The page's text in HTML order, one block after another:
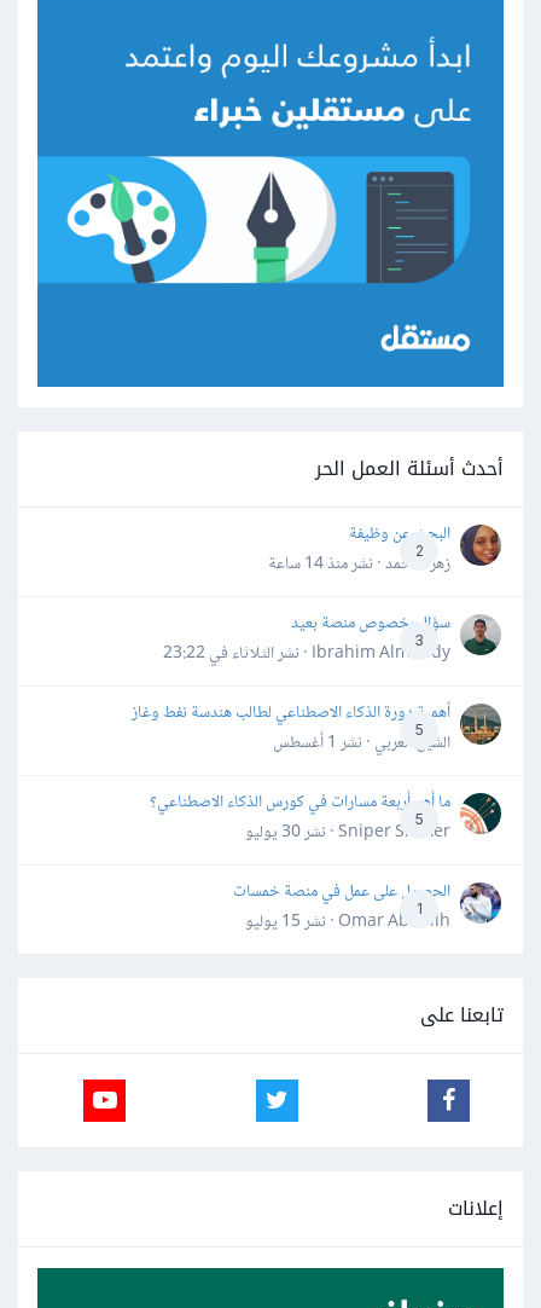
أحدث أسئلة العمل الحر
2
البحث عن وظيفة
زهرة محمد · نشرمنذ 14 ساعة
3
سؤال بخصوص منصة بعيد
Ibrahim Almahdy · نشر
الثلاثاء في 23:22
5
أهمية دورة الذكاء الاصطناعي لطالب هندسة نفط وغاز
الشيخ العربي · نشر 1 أغسطس
5
ما أهم أربعة مسارات في كورس الذكاء الاصطناعي؟
Sniper Shaker · نشر
30 يوليو
1
الحصول على عمل في منصة خمسات
Omar Abdallh · نشر
15 يوليو
تابعنا على
إعلانات